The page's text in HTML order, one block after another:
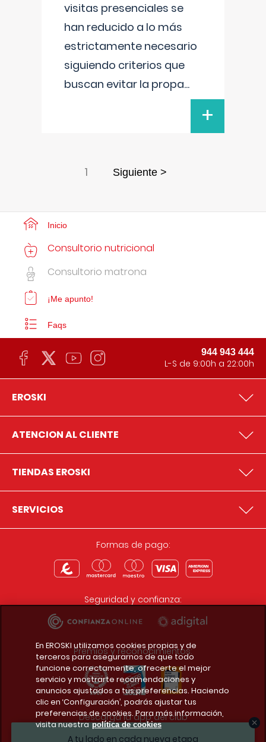
visitas presenciales se
han reducido a lo más
estrictamente necesario
siguiendo criterios que
buscan evitar la propa...
+
1 Siguiente >
A tu lado en cada nueva etapa
Inicio
Consultorio nutricional
Consultorio matrona
¡Me apunto!
Faqs
944 943 444
L-S de 9:00h a 22:00h
EROSKI
ATENCION AL CLIENTE
TIENDAS EROSKI
SERVICIOS
Formas de pago:
Seguridad y confianza:
Premios y reconocimientos:
Descarga la app del club
En EROSKI utilizamos cookies propias y de
terceros para asegurarnos de que todo
funcione correctamente, ofrecerte el mejor
servicio y mostrarte recomendaciones y
anuncios ajustados a tus preferencias. Haciendo
clic en ‘Configuración’, podrás ajustar tus
preferencias de cookies. Para más información,
visita nuestra política de cookies